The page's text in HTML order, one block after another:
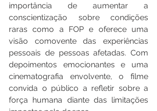
importância de aumentar a
conscientização sobre condições
raras como a FOP e oferece uma
visão comovente das experiências
pessoais de pessoas afetadas. Com
depoimentos emocionantes e uma
cinematografia envolvente, o filme
convida o público a refletir sobre a
força humana diante das limitações